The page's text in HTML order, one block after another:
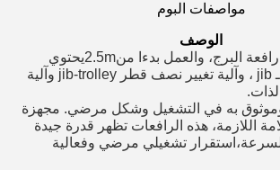
مواصفات البوم
الوصف
البرج، والعمل بدءا من2.5mيحتوي
على هيكل أفقي لـ jib ، وآلية تغيير نصف قطر jib-trolley وآلية
وموثوق به في التشغيل وشكل مرضي. مجهزة
اللازمة، هذه الرافعات تظهر قدرة جيدة
تشغيلي مرضي وفعالية